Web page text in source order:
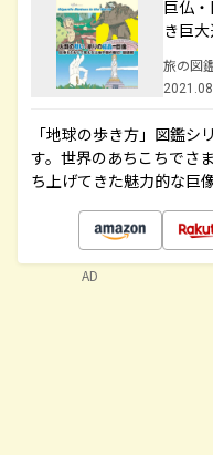
巨仏
き巨
旅の図
「地球の歩き方」図鑑
す。世界のあちこちでさ
ち上げてきた魅力的な巨像
AD